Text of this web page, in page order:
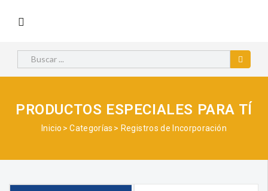
PRODUCTOS ESPECIALES PARA TÍ
Inicio Categorías Registros de Incorporación